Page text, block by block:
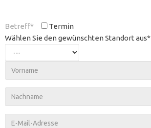
Termin
Wählen Sie den gewünschten Standort aus*